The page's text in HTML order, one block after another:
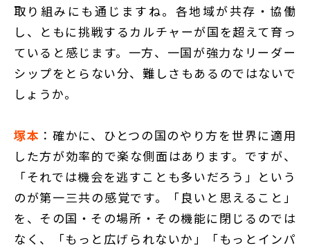
取り組みにも通じますね。各地域が共存・協働
し、ともに挑戦するカルチャーが国を超えて育っ
ていると感じます。一方、一国が強力なリーダー
シップをとらない分、難しさもあるのではないで
しょうか。
塚本 ：確かに、ひとつの国のやり方を世界に適用
した方が効率的で楽な側面はあります。ですが、
「それでは機会を逃すことも多いだろう」という
のが第一三共の感覚です。「良いと思えること」
を、その国・その場所・その機能に閉じるのでは
なく、「もっと広げられないか」「もっとインパ